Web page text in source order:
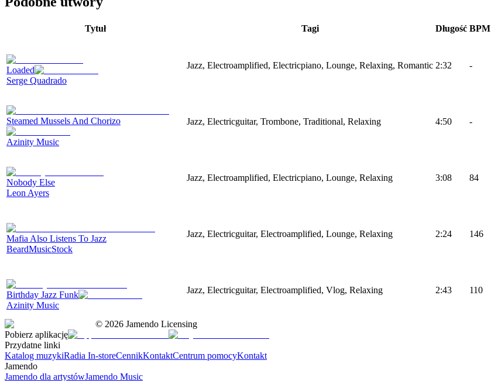
Tytuł Tagi Długość BPM
Loaded
Serge Quadrado
Jazz, Electroamplified, Electricpiano, Lounge, Relaxing, Romantic 2:32 -
Steamed Mussels And Chorizo
Azinity Music
Jazz, Electricguitar, Trombone, Traditional, Relaxing 4:50 -
Nobody Else
Leon Ayers
Jazz, Electroamplified, Electricpiano, Lounge, Relaxing 3:08 84
Mafia Also Listens To Jazz
BeardMusicStock
Jazz, Electricguitar, Electroamplified, Lounge, Relaxing 2:24 146
Birthday Jazz Funk
Azinity Music
Jazz, Electricguitar, Electroamplified, Vlog, Relaxing 2:43 110
© 2026 Jamendo Licensing
Pobierz aplikację
Przydatne linki
Katalog muzykiRadia In-storeCennikKontaktCentrum pomocyKontakt
Jamendo
Jamendo dla artystówJamendo Music